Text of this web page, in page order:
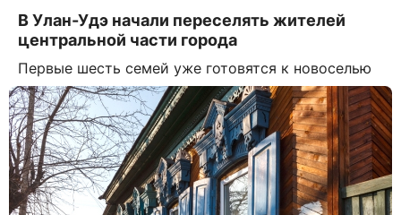
В Улан-Удэ начали переселять жителей
центральной части города
Первые шесть семей уже готовятся к новоселью